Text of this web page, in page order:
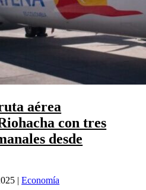
aérea
con tres
desde
|Economía